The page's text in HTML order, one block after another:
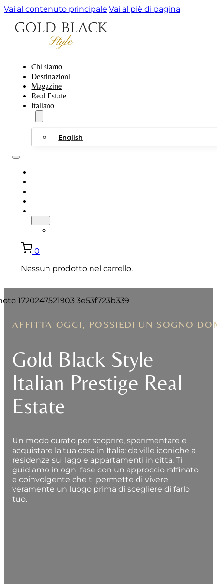
Vai al contenuto principale Vai al piè di pagina
Chi siamo
Destinazioni
Magazine
Real Estate
Italiano
English
0
Nessun prodotto nel carrello.
AFFITTA OGGI, POSSIEDI UN SOGNO
Gold Black Style
Italian Prestige Real
Estate
Un modo curato per scoprire, sperimentare e
acquistare la tua casa in Italia: da ville iconiche a
residenze sul lago e appartamenti in città. Ti
guidiamo in ogni fase con un approccio raffinato
e coinvolgente che ti permette di vivere
veramente un luogo prima di scegliere di farlo
tuo.